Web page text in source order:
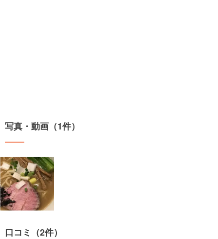
写真・動画（1件）
口コミ（2件）